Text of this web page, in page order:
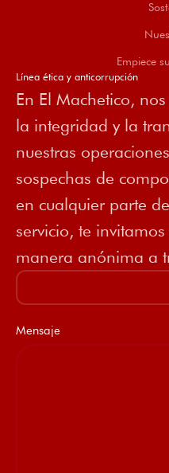
Empiece
Línea ética y anticorrupción
En El Machetico,
la integridad y la
nuestras
sospechas de
en cualquier parte
servicio, te
manera anónima a
Mensaje